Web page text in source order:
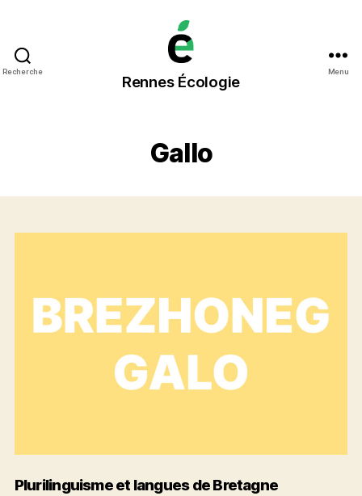
Recherche
Rennes
Écologie
Rennes Écologie
Menu
Gallo
Plurilinguisme et langues de Bretagne